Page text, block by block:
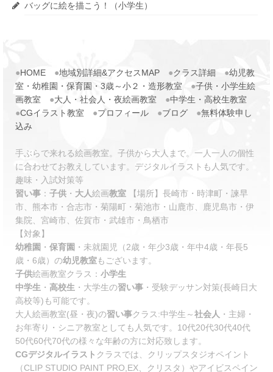
バッグに絵を描こう！（小学生）
●HOME ●地域別詳細&アクセスMAP ●クラス詳細 ●幼児教
室・幼稚園・保育園・3歳～小２・造形教室 ●子供・小学生絵
画教室 ●大人・社会人・夜絵画教室 ●中学生・高校生教室
●CGイラスト教室 ●プロフィール ●ブログ ●無料体験申し
込み
手ぶらで来れる絵画教室。子供から大人まで。一人一人の個性
に合わせてお教えしています。デジタルイラストも人気です。
趣味・入試対策等
習い事 ： 子供 ・ 大人絵画教室 【場所】長崎市・時津町・諫早
市、熊本市・合志市・菊陽町・菊池市・山鹿市、鹿児島市・伊
集院、宮崎市、佐賀市・武雄市・鳥栖市
【対象】
幼稚園 ・ 保育園 ・未就園児（2歳・年少3歳・年中4歳・年長5
歳・6歳）の幼児教室もございます。
子供絵画教室クラス： 小学生
中学生 ・ 高校生 ・大学生の習い事 ・受験デッサン対策(長崎日大
高校等)も可能です。
大人絵画教室(昼・夜)の習い事クラス:中学生～社会人 ・主婦・
お年寄り・シニア教室としても人気です。10代20代30代40代
50代60代70代の様々な年齢の方に対応致します。
CGデジタルイラスト クラスでは、クリップスタジオペイント
（CLIP STUDIO PAINT PRO,EX、クリスタ）やアイビスペイン